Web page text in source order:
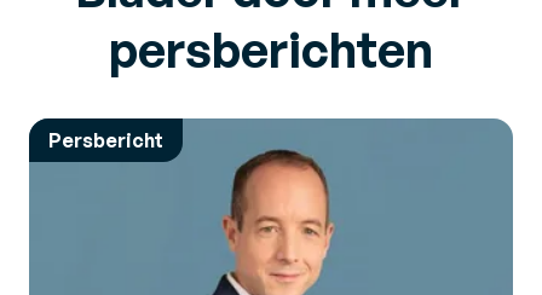
persberichten
Persbericht